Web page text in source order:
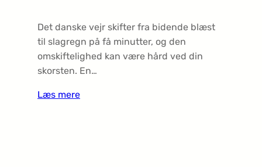
Det danske vejr skifter fra bidende blæst
til slagregn på få minutter, og den
omskiftelighed kan være hård ved din
skorsten. En…
Læs mere